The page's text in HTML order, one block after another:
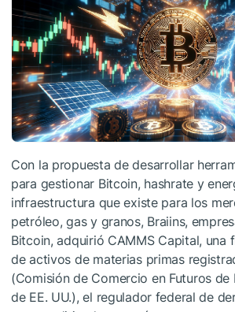
Con la propuesta de desarrollar
para gestionar Bitcoin, hashrate y
infraestructura que existe para los
petróleo, gas y granos, Braiins,
Bitcoin, adquirió CAMMS Capital, una
de activos de materias primas
(Comisión de Comercio en Futuros de
de EE. UU.), el regulador federal de